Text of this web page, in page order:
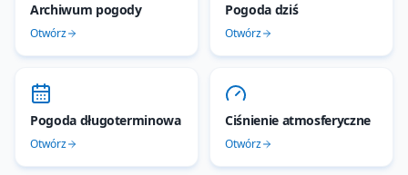
Archiwum pogody
Otwórz
Pogoda dziś
Otwórz
Pogoda długoterminowa
Otwórz
Ciśnienie atmosferyczne
Otwórz